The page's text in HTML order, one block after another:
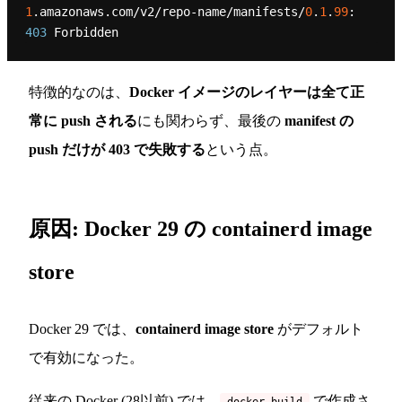
1.amazonaws.com/v2/repo-name/manifests/0. 1. 99
403
Forbidden
特徴的なのは、 Docker イメージのレイヤーは全て正
常に push されるにも関わらず、最後の manifest の
push だけが 403 で失敗するという点。
原因: Docker 29 の containerd image
store
Docker 29 では、 containerd image store がデフォルト
で有効になった。